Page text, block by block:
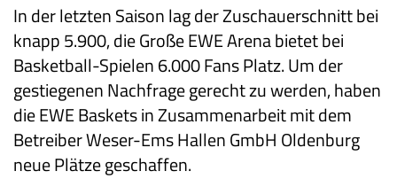
In der letzten Saison lag der Zuschauerschnitt bei
knapp 5.900, die Große EWE Arena bietet bei
Basketball-Spielen 6.000 Fans Platz. Um der
gestiegenen Nachfrage gerecht zu werden, haben
die EWE Baskets in Zusammenarbeit mit dem
Betreiber Weser-Ems Hallen GmbH Oldenburg
neue Plätze geschaffen.